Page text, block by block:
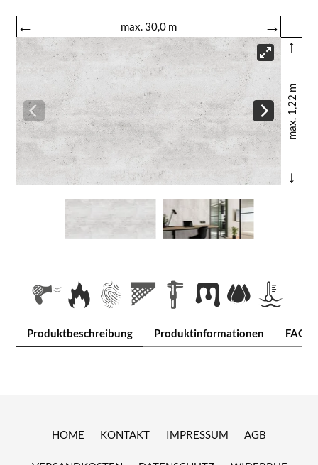
← max. 30,0 m
→
↑
max. 1,22 m
↓
Produktbeschreibung Produktinformationen FAQ
HOME KONTAKT IMPRESSUM AGB